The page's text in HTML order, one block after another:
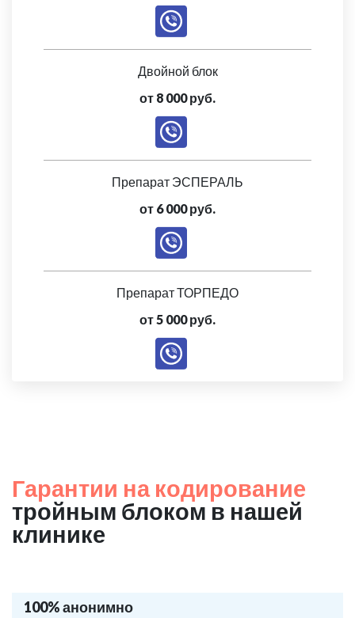
Двойной блок
от 8 000 руб.
Препарат ЭСПЕРАЛЬ
от 6 000 руб.
Препарат ТОРПЕДО
от 5 000 руб.
Гарантии на кодирование
тройным блоком в нашей
клинике
100% анонимно